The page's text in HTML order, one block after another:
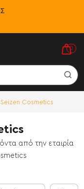
0
από την εταιρία
Seizen Cosmetics